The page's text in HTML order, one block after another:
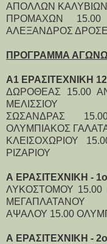
ΑΠΟΛΛΩΝ ΚΑΛΥΒΙΩΝ
ΠΡΟΜΑΧΩΝ
ΑΛΕΞΑΝΔΡΟΣ
ΠΡΟΓΡΑΜΜΑ
Α1 ΕΡΑΣΙΤΕΧΝΙΚΗ
ΔΩΡΟΘΕΑΣ 15.00
ΜΕΛΙΣΣΙΟΥ
ΣΩΣΑΝΔΡΑΣ
ΟΛΥΜΠΙΑΚΟΣ
ΚΛΕΙΣΟΧΩΡΙΟΥ
ΡΙΖΑΡΙΟΥ
Α ΕΡΑΣΙΤΕΧΝΙΚΗ -
ΛΥΚΟΣΤΟΜΟΥ
ΜΕΓΑΠΛΑΤΑΝΟΥ
ΑΨΑΛΟΥ 15.00
Α ΕΡΑΣΙΤΕΧΝΙΚΗ -